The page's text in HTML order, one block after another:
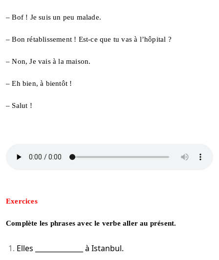
– Bof ! Je suis un peu malade.
– Bon rétablissement ! Est-ce que tu vas à l’hôpital ?
– Non, Je vais à la maison.
– Eh bien, à bientôt !
– Salut !
Exercices
Complète les phrases avec le verbe aller au présent.
Elles ______________ à Istanbul.